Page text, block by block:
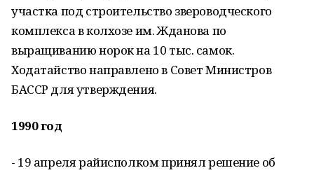
участка под строительство звероводческого
комплекса в колхозе им. Жданова по
выращиванию норок на 10 тыс. самок.
Ходатайство направлено в Совет Министров
БАССР для утверждения.
1990 год
- 19 апреля райисполком принял решение об